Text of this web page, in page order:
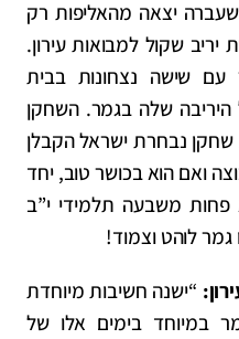
יצאה מהאליפות רק
יריב שקול למבואות עירון.
שישה נצחונות בבית
שלה בגמר. השחקן
נבחרת ישראל הקבלן
ואם הוא בכושר טוב, יחד
פחות משבעה תלמידי י”ב
גמר לוהט וצמוד!
“ישנה חשיבות מיוחדת
במיוחד בימים אלו של